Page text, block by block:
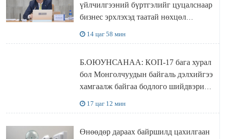
үйлчилгээний бүртгэлийг цуцалснаар
бизнес эрхлэхэд таатай нөхцөл
14 цаг 58 мин
Б.ОЮУНСАНАА: КОП-17 бага хурал
бол Монголчуудын байгаль дэлхийгээ
хамгаалж байгаа бодлого шийдвэрийг
17 цаг 12 мин
Өнөөдөр дараах байршилд цахилгаан